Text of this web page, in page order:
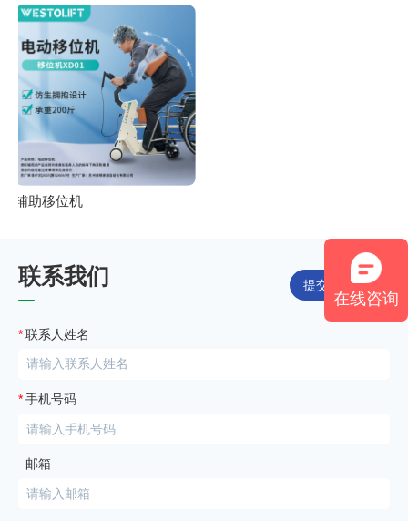
辅助移位机
联系我们 提交表单
* 联系人姓名
* 手机号码
邮箱
在线咨询